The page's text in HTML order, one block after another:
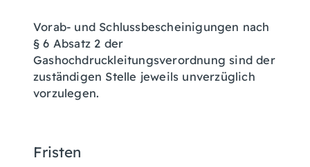
Vorab- und Schlussbescheinigungen nach
§ 6 Absatz 2 der
Gashochdruckleitungsverordnung sind der
zuständigen Stelle jeweils unverzüglich
vorzulegen.
Fristen